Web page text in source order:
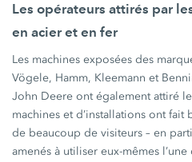
Les opérateurs attirés par
en acier et en fer
Les machines exposées des
Vögele, Hamm, Kleemann et
John Deere ont également attiré
machines et d’installations ont
de beaucoup de visiteurs – en
amenés à utiliser eux-mêmes